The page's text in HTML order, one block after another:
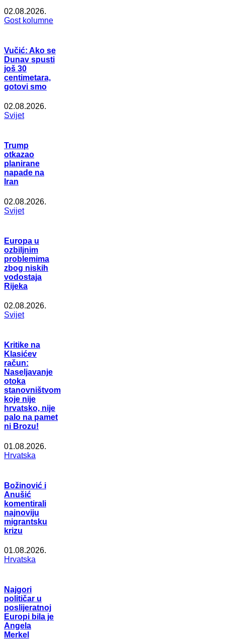
02.08.2026.
Gost kolumne
Vučić: Ako se
Dunav spusti
još 30
centimetara,
gotovi smo
02.08.2026.
Svijet
Trump
otkazao
planirane
napade na
Iran
02.08.2026.
Svijet
Europa u
ozbiljnim
problemima
zbog niskih
vodostaja
Rijeka
02.08.2026.
Svijet
Kritike na
Klasićev
račun:
Naseljavanje
otoka
stanovništvom
koje nije
hrvatsko, nije
palo na pamet
ni Brozu!
01.08.2026.
Hrvatska
Božinović i
Anušić
komentirali
najnoviju
migrantsku
krizu
01.08.2026.
Hrvatska
Najgori
političar u
poslijeratnoj
Europi bila je
Angela
Merkel